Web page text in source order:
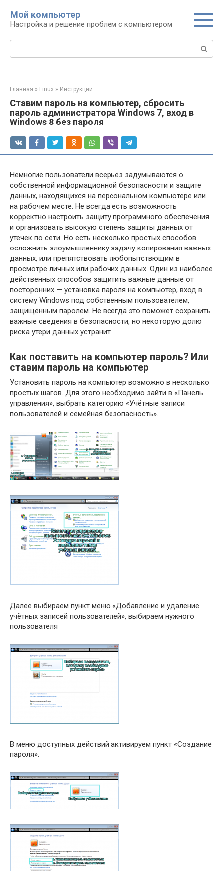
контенту
Мой компьютер
Настройка и решение проблем с компьютером
Поиск:
Главная » Linux » Инструкции
Ставим пароль на компьютер, сбросить
пароль администратора Windows 7, вход в
Windows 8 без пароля
Немногие пользователи всерьёз задумываются о
собственной информационной безопасности и защите
данных, находящихся на персональном компьютере или
на рабочем месте. Не всегда есть возможность
корректно настроить защиту программного обеспечения
и организовать высокую степень защиты данных от
утечек по сети. Но есть несколько простых способов
осложнить злоумышленнику задачу копирования важных
данных, или препятствовать любопытствющим в
просмотре личных или рабочих данных. Один из наиболее
действенных способов защитить важные данные от
посторонних — установка пароля на компьютер, вход в
систему Windows под собственным пользователем,
защищённым паролем. Не всегда это поможет сохранить
важные сведения в безопасности, но некоторую долю
риска утери данных устранит.
Как поставить на компьютер пароль? Или
ставим пароль на компьютер
Установить пароль на компьютер возможно в несколько
простых шагов. Для этого необходимо зайти в «Панель
управления», выбрать категорию «Учётные записи
пользователей и семейная безопасность».
Далее выбираем пункт меню «Добавление и удаление
учётных записей пользователей», выбираем нужного
пользователя
В меню доступных действий активируем пункт «Создание
пароля».